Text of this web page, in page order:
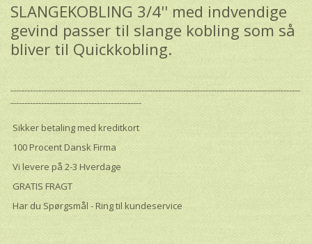
SLANGEKOBLING 3/4'' med indvendige
gevind passer til slange kobling som så
bliver til Quickkobling.
--------------------------------------------------------------------------------------------------------
-----------------------------------------------
Sikker betaling med kreditkort
100 Procent Dansk Firma
Vi levere på 2-3 Hverdage
GRATIS FRAGT
Har du Spørgsmål - Ring til kundeservice